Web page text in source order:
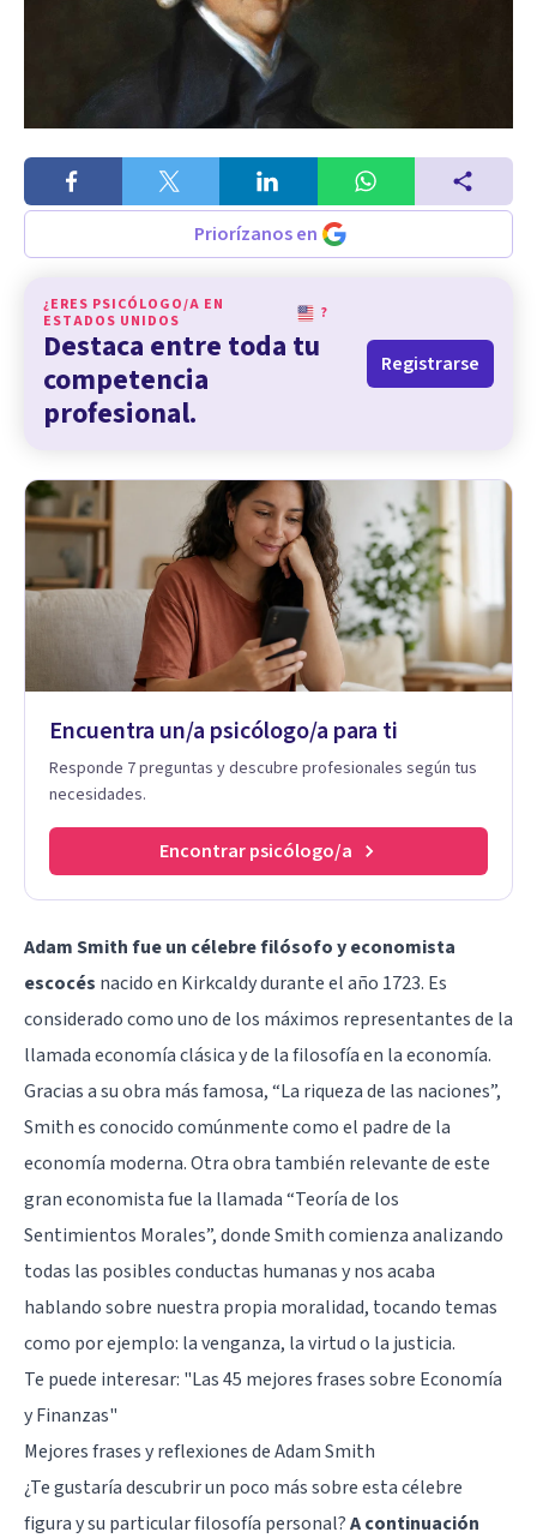
Priorízanos en
¿ERES PSICÓLOGO/A EN
ESTADOS UNIDOS
?
Destaca entre toda tu
competencia
profesional.
Registrarse
Encuentra un/a psicólogo/a para ti
Responde 7 preguntas y descubre profesionales según tus
necesidades.
Encontrar psicólogo/a
Adam Smith fue un célebre filósofo y economista
escocés nacido en Kirkcaldy durante el año 1723. Es
considerado como uno de los máximos representantes de la
llamada economía clásica y de la filosofía en la economía.
Gracias a su obra más famosa,“La riqueza de las naciones”,
Smith es conocido comúnmente como el padre de la
economía moderna. Otra obra también relevante de este
gran economista fue la llamada “Teoría de los
Sentimientos Morales”, donde Smith comienza analizando
todas las posibles conductas humanas y nos acaba
hablando sobre nuestra propia moralidad, tocando temas
como por ejemplo: la venganza, la virtud o la justicia.
Te puede interesar: "Las 45 mejores frases sobre Economía
y Finanzas"
Mejores frases y reflexiones de Adam Smith
¿Te gustaría descubrir un poco más sobre esta célebre
figura y su particular filosofía personal?A continuación